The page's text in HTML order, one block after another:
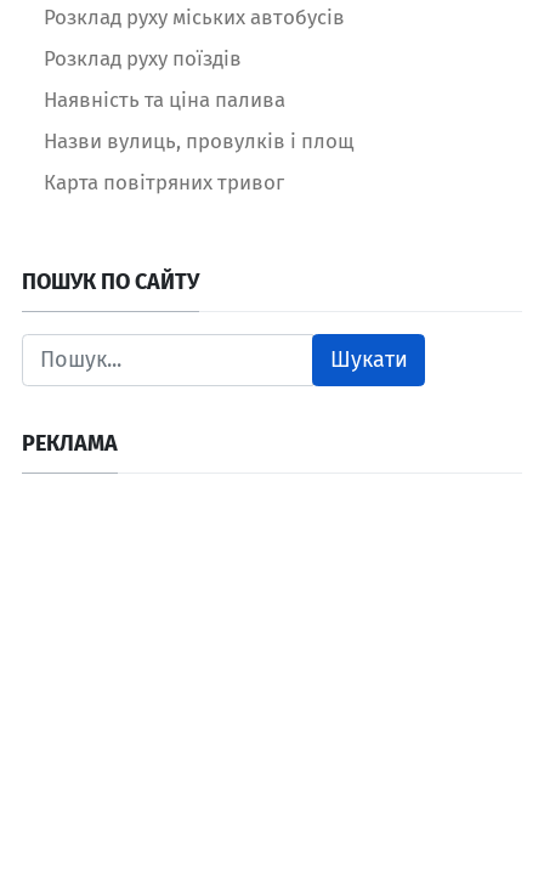
Розклад руху міських автобусів
Розклад руху поїздів
Наявність та ціна палива
Назви вулиць, провулків і площ
Карта повітряних тривог
ПОШУК ПО САЙТУ
Шукати
РЕКЛАМА